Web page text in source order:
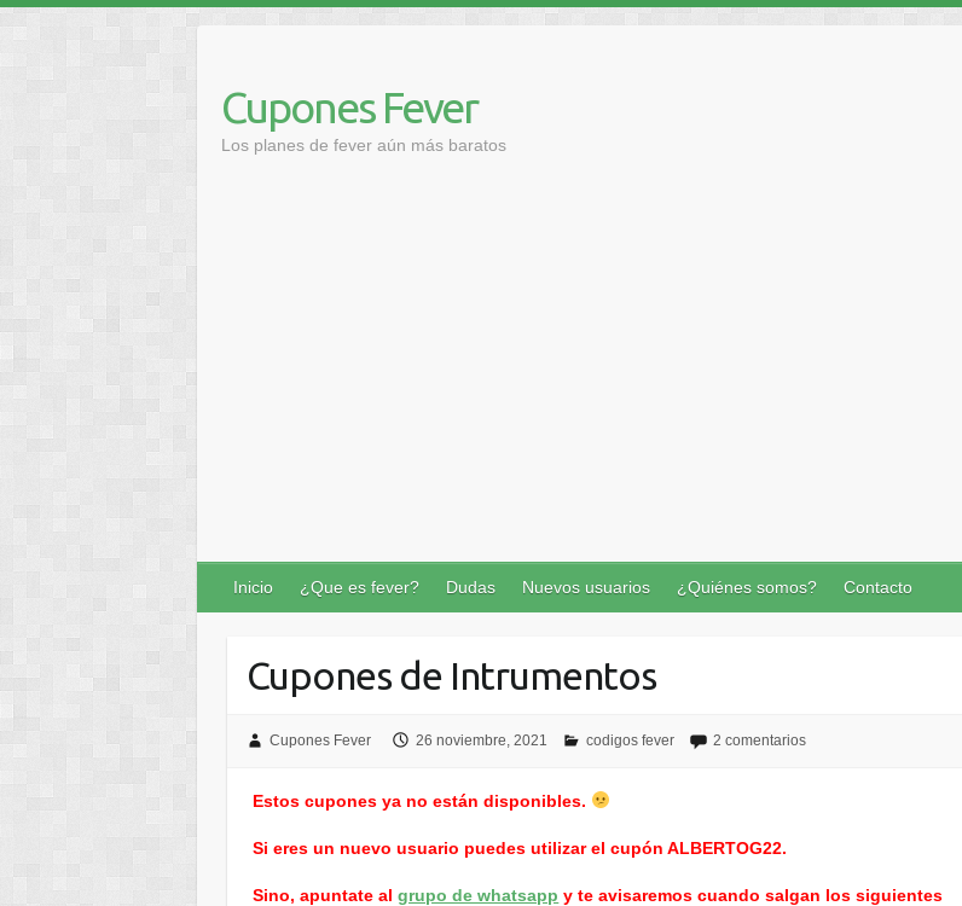
contenido
Cupones Fever
Los planes de fever aún más baratos
Inicio ¿Que es fever? Dudas Nuevos usuarios ¿Quiénes somos? Contacto
Cupones de Intrumentos
Cupones Fever 26 noviembre, 2021 codigos fever 2 comentarios
Estos cupones ya no están disponibles.
Si eres un nuevo usuario puedes utilizar el cupón ALBERTOG22.
Sino, apuntate algrupo de whatsapp y te avisaremos cuando salgan los siguientes